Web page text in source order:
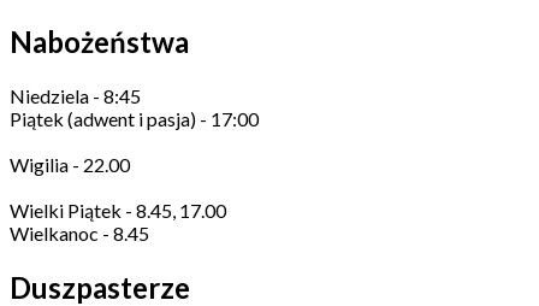
Nabożeństwa
Niedziela - 8:45
Piątek (adwent i pasja) - 17:00
Wigilia - 22.00
Wielki Piątek - 8.45, 17.00
Wielkanoc - 8.45
Duszpasterze